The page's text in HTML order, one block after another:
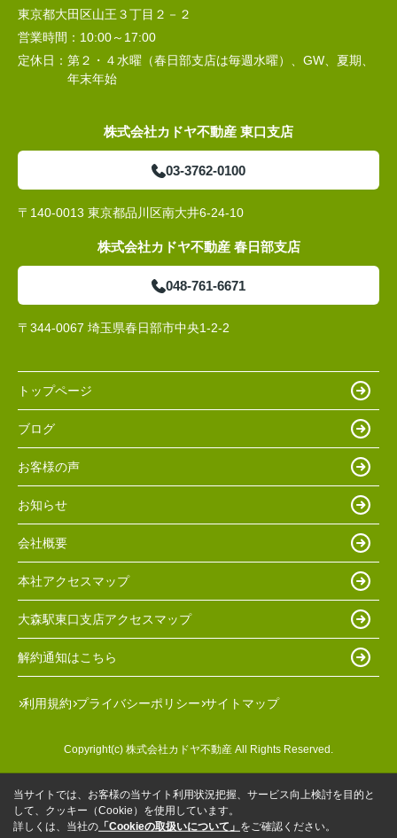
東京都大田区山王３丁目２－２
営業時間： 10:00～17:00
定休日： 第２・４水曜（春日部支店は毎週水曜）、GW、夏期、
年末年始
株式会社カドヤ不動産 東口支店
03-3762-0100
〒140-0013 東京都品川区南大井6-24-10
株式会社カドヤ不動産 春日部支店
048-761-6671
〒344-0067 埼玉県春日部市中央1-2-2
トップページ
ブログ
お客様の声
お知らせ
会社概要
本社アクセスマップ
大森駅東口支店アクセスマップ
解約通知はこちら
利用規約 プライバシーポリシー サイトマップ
Copyright(c) 株式会社カドヤ不動産 All Rights Reserved.
当サイトでは、お客様の当サイト利用状況把握、サービス向上検討を目的と
して、クッキー（Cookie）を使用しています。
詳しくは、当社の 「Cookieの取扱いについて」 をご確認ください。